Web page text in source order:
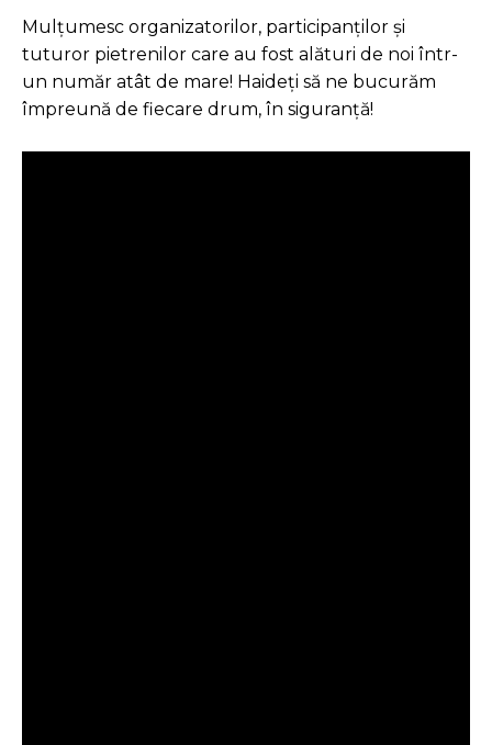
Mulțumesc organizatorilor, participanților și
tuturor pietrenilor care au fost alături de noi într-
un număr atât de mare! Haideți să ne bucurăm
împreună de fiecare drum, în siguranță!